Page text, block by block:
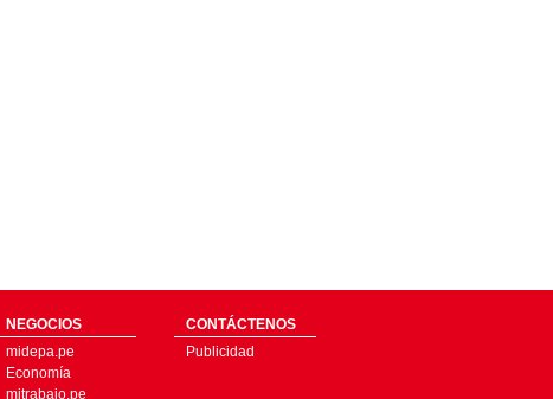
NEGOCIOS
midepa.pe
Economía
mitrabajo.pe
CONTÁCTENOS
Publicidad